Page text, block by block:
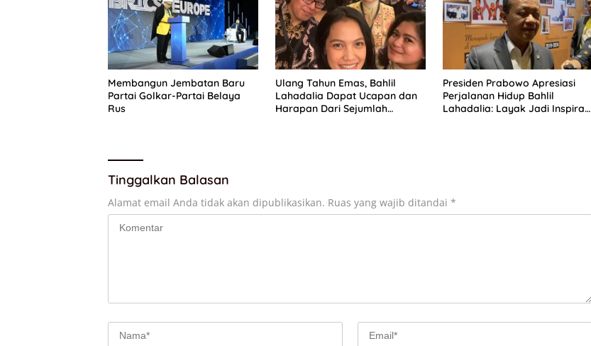
Membangun Jembatan Baru
Partai Golkar-Partai Belaya
Rus
Ulang Tahun Emas, Bahlil
Lahadalia Dapat Ucapan dan
Harapan Dari Sejumlah
Presiden Prabowo Apresiasi
Perjalanan Hidup Bahlil
Lahadalia: Layak Jadi Inspirasi
Tinggalkan Balasan
Alamat email Anda tidak akan dipublikasikan. Ruas yang wajib ditandai *